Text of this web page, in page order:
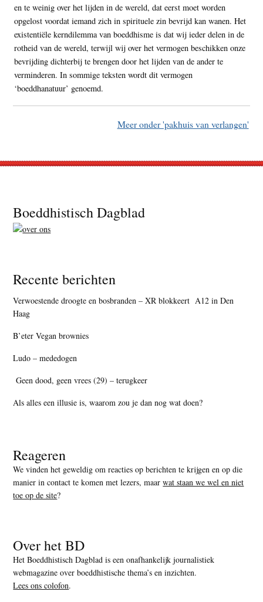
en te weinig over het lijden in de wereld, dat eerst moet worden
opgelost voordat iemand zich in spirituele zin bevrijd kan wanen. Het
existentiële kerndilemma van boeddhisme is dat wij ieder delen in de
rotheid van de wereld, terwijl wij over het vermogen beschikken onze
bevrijding dichterbij te brengen door het lijden van de ander te
verminderen. In sommige teksten wordt dit vermogen
‘boeddhanatuur’ genoemd.
Meer onder 'pakhuis van verlangen'
Footer
Boeddhistisch Dagblad
Recente berichten
Verwoestende droogte en bosbranden – XR blokkeert A12 in Den
Haag
B’eter Vegan brownies
Ludo – mededogen
Geen dood, geen vrees (29) – terugkeer
Als alles een illusie is, waarom zou je dan nog wat doen?
Reageren
We vinden het geweldig om reacties op berichten te krijgen en op die
manier in contact te komen met lezers, maarwat staan we wel en niet
toe op de site?
Over het BD
Het Boeddhistisch Dagblad is een onafhankelijk journalistiek
webmagazine over boeddhistische thema’s en inzichten.
Lees ons colofon.